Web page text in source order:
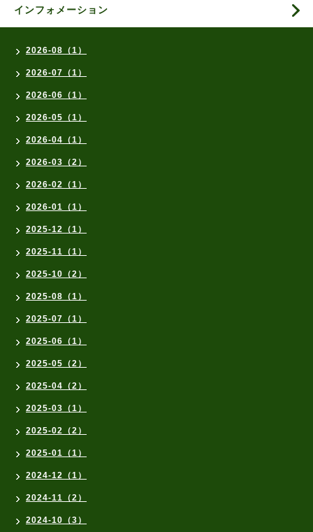
インフォメーション
2026-08（1）
2026-07（1）
2026-06（1）
2026-05（1）
2026-04（1）
2026-03（2）
2026-02（1）
2026-01（1）
2025-12（1）
2025-11（1）
2025-10（2）
2025-08（1）
2025-07（1）
2025-06（1）
2025-05（2）
2025-04（2）
2025-03（1）
2025-02（2）
2025-01（1）
2024-12（1）
2024-11（2）
2024-10（3）